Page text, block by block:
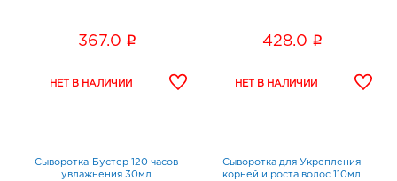
367.0 i 428.0 i
Сыворотка-Бустер 120 часов
увлажнения 30мл
Сыворотка для Укрепления
корней и роста волос 110мл